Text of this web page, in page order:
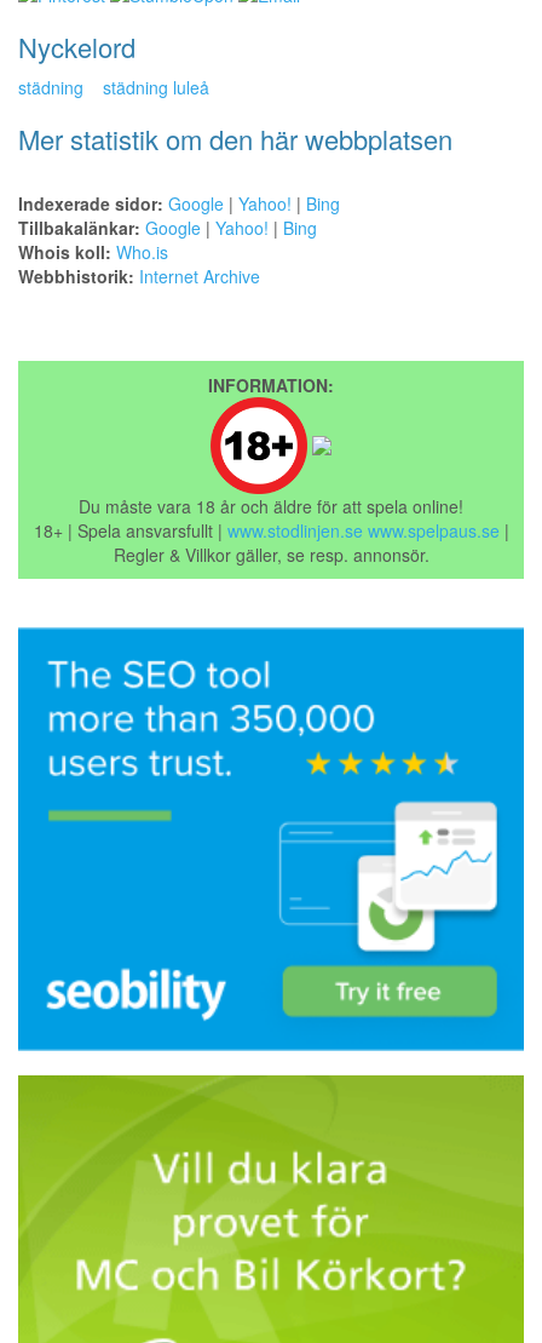
Nyckelord
städning städning luleå
Mer statistik om den här webbplatsen
Indexerade sidor: Google | Yahoo! | Bing
Tillbakalänkar: Google | Yahoo! | Bing
Whois koll: Who.is
Webbhistorik: Internet Archive
INFORMATION:
Du måste vara 18 år och äldre för att spela online!
18+ | Spela ansvarsfullt | www.stodlinjen.se www.spelpaus.se |
Regler & Villkor gäller, se resp. annonsör.